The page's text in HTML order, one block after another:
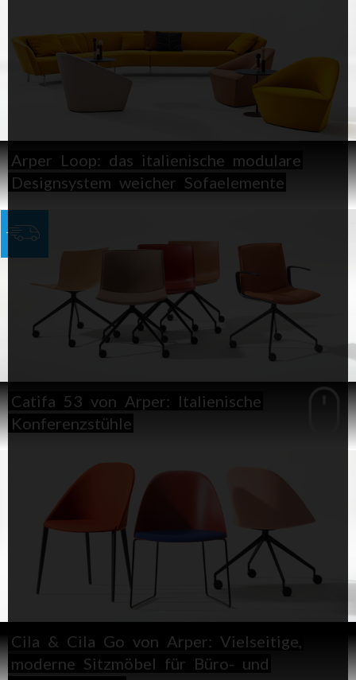
Arper Loop: das italienische modulare
Designsystem weicher Sofaelemente
Catifa 53 von Arper: Italienische
Konferenzstühle
Cila & Cila Go von Arper: Vielseitige,
moderne Sitzmöbel für Büro- und